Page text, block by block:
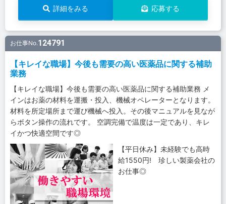
詳細をみる 応募する
お仕事No.124791
【キレイな職場】今後も需要の高い医薬品に関する補助
業務
【キレイな職場】今後も需要の高い医薬品に関する補助業務 メ
インはお薬の材料を運搬・投入、機械オペレーターとなります。
材料を所定場所まで運び機械へ投入。その後マニュアルを見なが
らボタン操作の流れです。 空調完備で温度は一定であり、キレ
イかつ快適空間です◎
【平日休み】未経験でも高時
給1550円! 珍しい製薬会社の
お仕事◎